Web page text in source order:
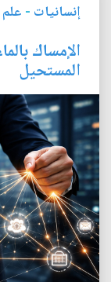
إنسانيات -
الإمساك
المستحيل